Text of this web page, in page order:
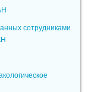
сотрудниками